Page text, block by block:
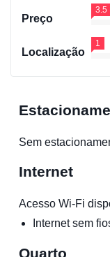
Preço
3.5
Localização
1
Sem
Internet
Acesso Wi-Fi
Internet sem
Quarto